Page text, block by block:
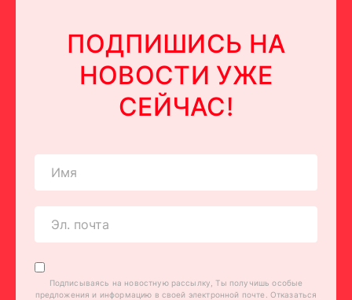
ПОДПИШИСЬ НА
НОВОСТИ УЖЕ
СЕЙЧАС!
Подписываясь на новостную рассылку, Ты получишь особые
предложения и информацию в своей электронной почте. Отказаться